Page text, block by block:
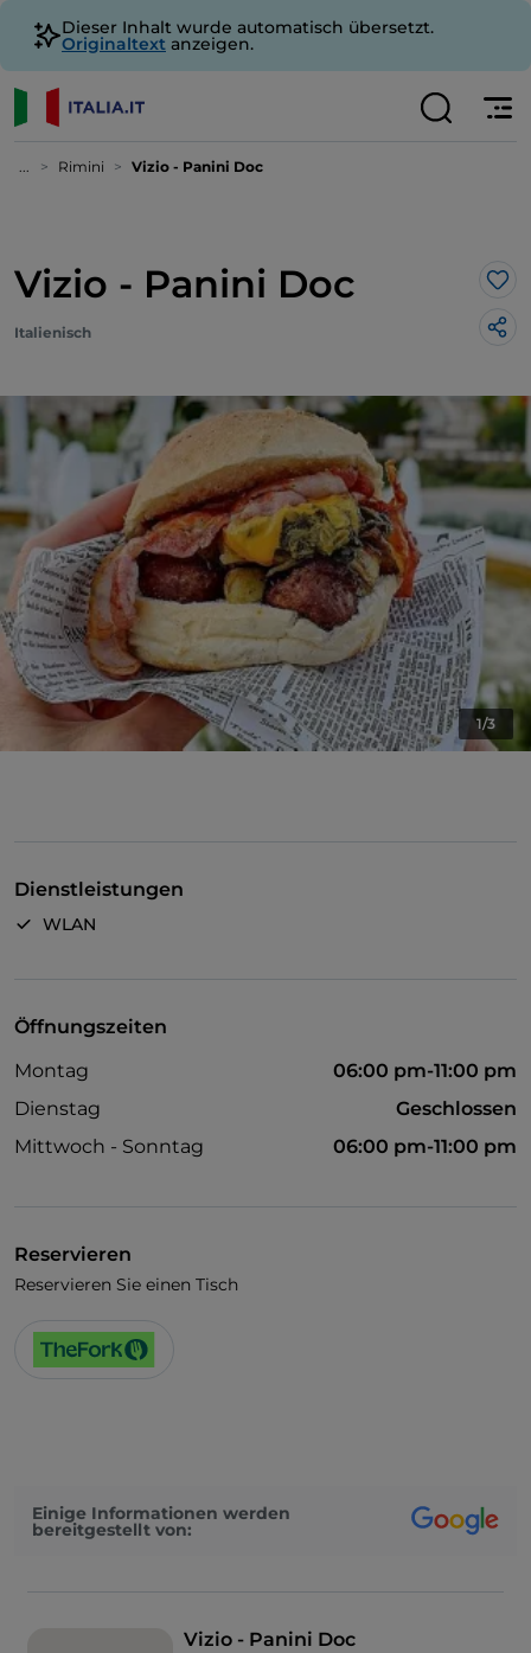
Dieser Inhalt wurde automatisch übersetzt.
Originaltext anzeigen.
... Rimini Vizio - Panini Doc
Vizio - Panini Doc
Italienisch
1/3
Dienstleistungen
WLAN
Öffnungszeiten
Montag
06:00 pm-11:00 pm
Dienstag
Geschlossen
Mittwoch - Sonntag
06:00 pm-11:00 pm
Reservieren
Reservieren Sie einen Tisch
Einige Informationen werden
bereitgestellt von:
Vizio - Panini Doc